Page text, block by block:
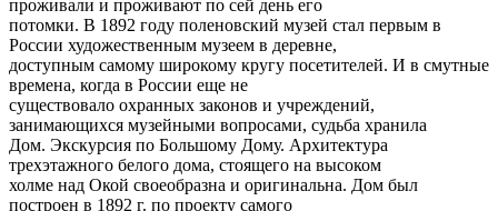
проживали и проживают по сей день его
потомки. В 1892 году поленовский музей стал первым в
России художественным музеем в деревне,
доступным самому широкому кругу посетителей. И в смутные
времена, когда в России еще не
существовало охранных законов и учреждений,
занимающихся музейными вопросами, судьба хранила
Дом. Экскурсия по Большому Дому. Архитектура
трехэтажного белого дома, стоящего на высоком
холме над Окой своеобразна и оригинальна. Дом был
построен в 1892 г. по проекту самого